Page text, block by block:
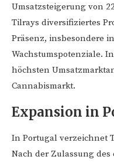
Umsatzsteigerung von
Tilrays diversifiziertes
Präsenz, insbesondere
Wachstumspotenziale.
höchsten
Cannabismarkt.
Expansion in
In Portugal verzeichnet
Nach der Zulassung